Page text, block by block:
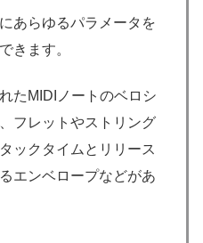
あらゆるパラメータを
きます。
たMIDIノートのベロシ
フレットやストリング
ックタイムとリリース
エンベロープなどがあ